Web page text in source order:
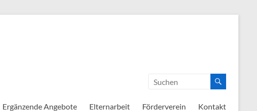
Ergänzende Angebote Elternarbeit Förderverein Kontakt